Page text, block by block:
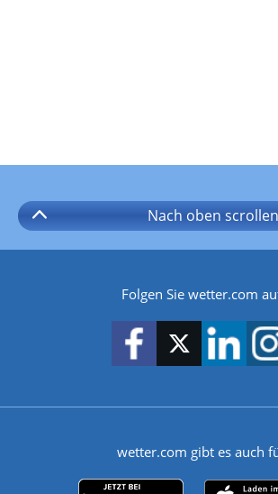
Nach oben scrollen
Folgen Sie wetter.com
wetter.com gibt es auch